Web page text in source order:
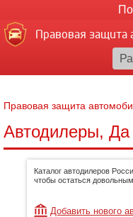
Правовая защита
Правовая защита
Автодилеры, Да
Каталог автодилеров
чтобы остаться
Добавить нового